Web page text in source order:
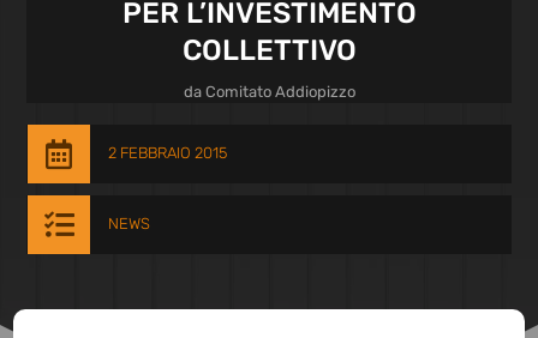
PER L’INVESTIMENTO
COLLETTIVO
da Comitato Addiopizzo
 2 FEBBRAIO 2015
 NEWS